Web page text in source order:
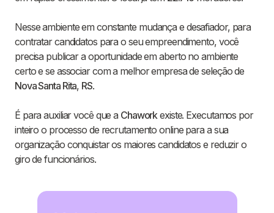
Nesse ambiente em constante mudança e desafiador, para
contratar candidatos para o seu empreendimento, você
precisa publicar a oportunidade em aberto no ambiente
certo e se associar com a melhor empresa de seleção de
Nova Santa Rita, RS.
É para auxiliar você que a Chaworkexiste. Executamos por
inteiro o processo de recrutamento online para a sua
organização conquistar os maiores candidatos e reduzir o
giro de funcionários.